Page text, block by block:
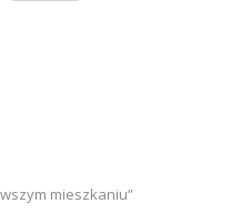
mieszkaniu”